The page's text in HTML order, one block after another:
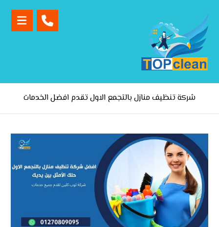
شركة تنظيف منازل بالتجمع الاول تقدم افضل الخدمات